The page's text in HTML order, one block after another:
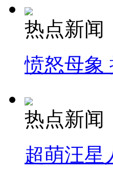
热点新闻
愤怒母象
热点新闻
超萌汪星